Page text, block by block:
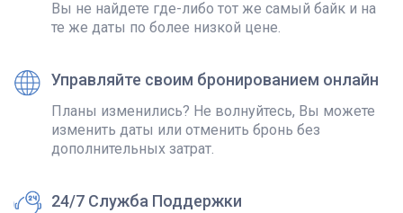
Вы не найдете где-либо тот же самый байк и на
те же даты по более низкой цене.
Управляйте своим бронированием онлайн
Планы изменились? Не волнуйтесь, Вы можете
изменить даты или отменить бронь без
дополнительных затрат.
24/7 Служба Поддержки